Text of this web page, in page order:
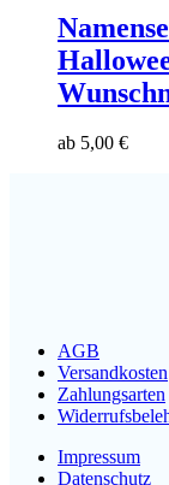
ab 5,00 €
AGB
Versandkosten
Zahlungsarten
Impressum
Datenschutz